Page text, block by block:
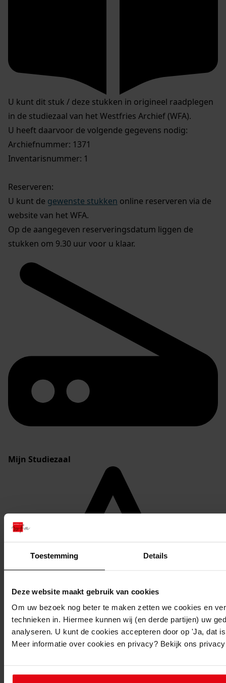
Toestemming Details
Deze website maakt gebruik van cookies
Om uw bezoek nog beter te maken zetten we cookies en
technieken in. Hiermee kunnen wij (en derde partijen) uw
analyseren. U kunt de cookies accepteren door op 'Ja, dat
Meer informatie over cookies en privacy? Bekijk ons
U kunt dit stuk / deze stukken in origineel raadplegen
in de studiezaal van het Westfries Archief (WFA).
U heeft daarvoor de volgende gegevens nodig:
Archiefnummer: 1371
Inventarisnummer: 1
Reserveren:
U kunt de gewenste stukken online reserveren via de
website van het WFA.
Op de aangegeven reserveringsdatum liggen de
stukken om 9.30 uur voor u klaar.
Mijn Studiezaal